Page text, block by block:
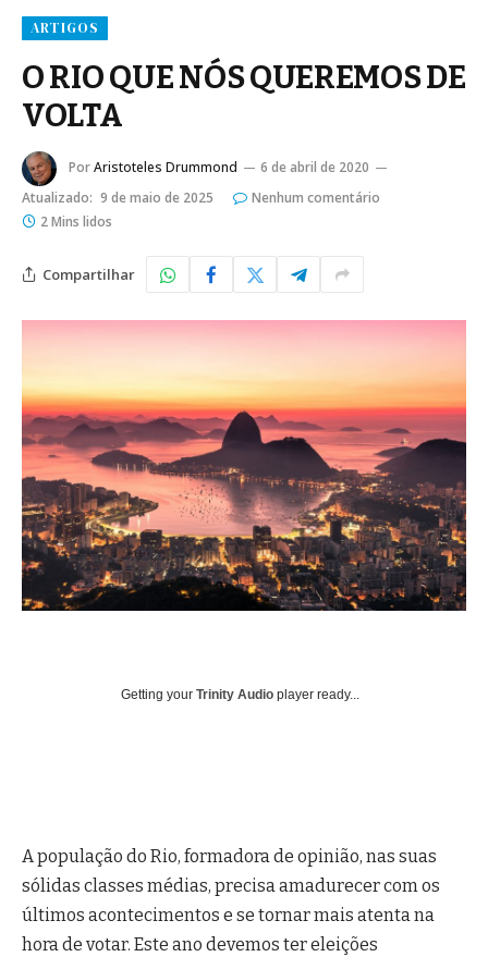
ARTIGOS
O RIO QUE NÓS QUEREMOS DE
VOLTA
PorAristoteles Drummond
6 de abril de 2020
Atualizado: 9 de maio de 2025
Nenhum comentário
2 Mins lidos
Compartilhar
Getting your Trinity Audio player ready...
A população do Rio, formadora de opinião, nas suas
sólidas classes médias, precisa amadurecer com os
últimos acontecimentos e se tornar mais atenta na
hora de votar. Este ano devemos ter eleições